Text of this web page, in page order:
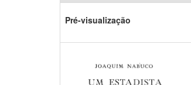
Pré-visualização